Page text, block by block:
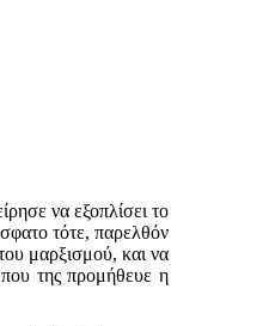
να εξοπλίσει το
τότε, παρελθόν
μαρξισμού, και να
της προμήθευε η